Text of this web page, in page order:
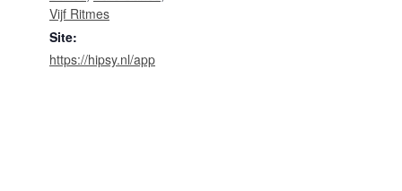
Vijf Ritmes
Site:
https://hipsy.nl/app